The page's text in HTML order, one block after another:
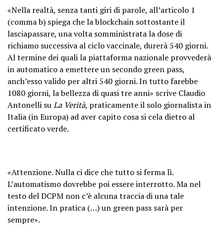
«Nella realtà, senza tanti giri di parole, all’articolo 1
(comma b) spiega che la blockchain sottostante il
lasciapassare, una volta somministrata la dose di
richiamo successiva al ciclo vaccinale, durerà 540 giorni.
Al termine dei quali la piattaforma nazionale provvederà
in automatico a emettere un secondo green pass,
anch’esso valido per altri 540 giorni. In tutto farebbe
1080 giorni, la bellezza di quasi tre anni» scrive Claudio
Antonelli suLa Verità, praticamente il solo giornalista in
Italia (in Europa) ad aver capito cosa si cela dietro al
certificato verde.
«Attenzione. Nulla ci dice che tutto si ferma lì.
L’automatismo dovrebbe poi essere interrotto. Ma nel
testo del DCPM non c’è alcuna traccia di una tale
intenzione. In pratica (…) un green pass sarà per
sempre».